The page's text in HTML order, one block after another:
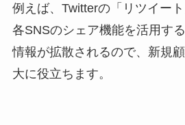
例えば、Twitterの「リツイート
各SNSのシェア機能を活用す
情報が拡散されるので、新規
大に役立ちます。